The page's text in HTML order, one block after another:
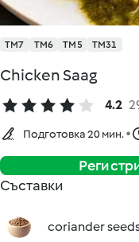
TM7 TM6 TM5 TM31
Chicken Saag
4.2
Подготовка 20 мин.
Съставки
coriander